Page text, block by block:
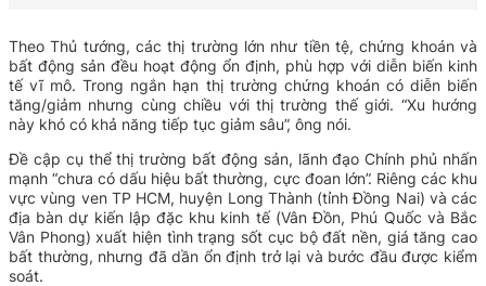
Theo Thủ tướng, các thị trường lớn như tiền tệ, chứng khoán và
bất động sản đều hoạt động ổn định, phù hợp với diễn biến kinh
tế vĩ mô. Trong ngắn hạn thị trường chứng khoán có diễn biến
tăng/giảm nhưng cùng chiều với thị trường thế giới. “Xu hướng
này khó có khả năng tiếp tục giảm sâu”, ông nói.
Đề cập cụ thể thị trường bất động sản, lãnh đạo Chính phủ nhấn
mạnh “chưa có dấu hiệu bất thường, cực đoan lớn”. Riêng các khu
vực vùng ven TP HCM, huyện Long Thành (tỉnh Đồng Nai) và các
địa bàn dự kiến lập đặc khu kinh tế (Vân Đồn, Phú Quốc và Bắc
Vân Phong) xuất hiện tình trạng sốt cục bộ đất nền, giá tăng cao
bất thường, nhưng đã dần ổn định trở lại và bước đầu được kiểm
soát.